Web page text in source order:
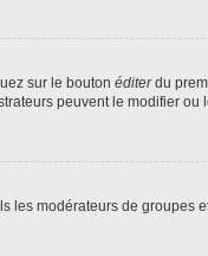
sur le bouton éditerdu
peuvent le modifier
les modérateurs de groupes